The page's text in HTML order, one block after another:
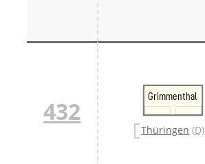
432
Grimmenthal
Thüringen (D)